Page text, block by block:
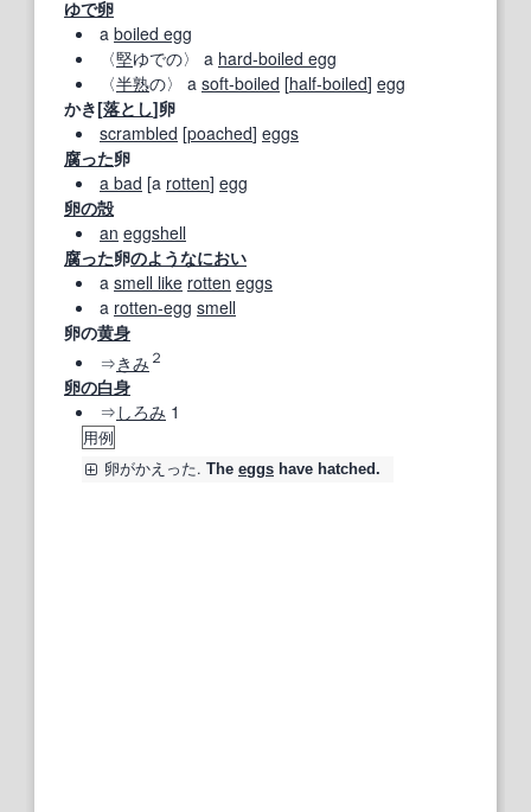
ゆで卵
a boiled egg
〈堅ゆでの〉 a hard‐boiled egg
〈半熟の〉 a soft‐boiled [half‐boiled] egg
かき[落とし]卵
scrambled [poached] eggs
腐った卵
a bad [a rotten] egg
卵の殻
an eggshell
腐った卵のようなにおい
a smell like rotten eggs
a rotten‐egg smell
卵の黄身
⇒きみ ２
卵の白身
⇒ しろみ 1
用例
卵がかえった. The eggs have hatched.